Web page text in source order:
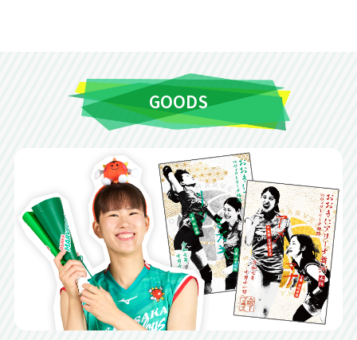
サーブ的当てゲーム（場外）
GOODS